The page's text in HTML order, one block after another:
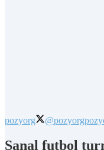
pozyorg @pozyorg
Sanal futbol